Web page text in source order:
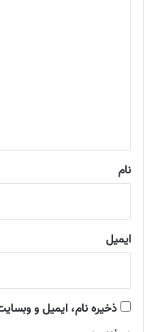
نام
ایمیل
ذخیره نام، ایمیل و